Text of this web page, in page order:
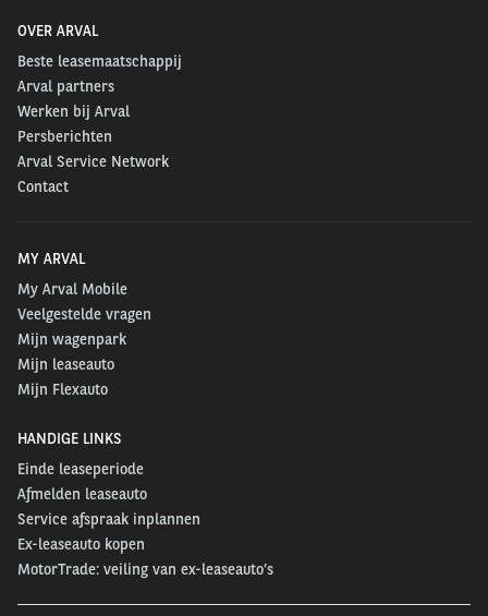
OVER ARVAL
Beste leasemaatschappij
Arval partners
Werken bij Arval
Persberichten
Arval Service Network
Contact
MY ARVAL
My Arval Mobile
Veelgestelde vragen
Mijn wagenpark
Mijn leaseauto
Mijn Flexauto
HANDIGE LINKS
Einde leaseperiode
Afmelden leaseauto
Service afspraak inplannen
Ex-leaseauto kopen
MotorTrade: veiling van ex-leaseauto’s